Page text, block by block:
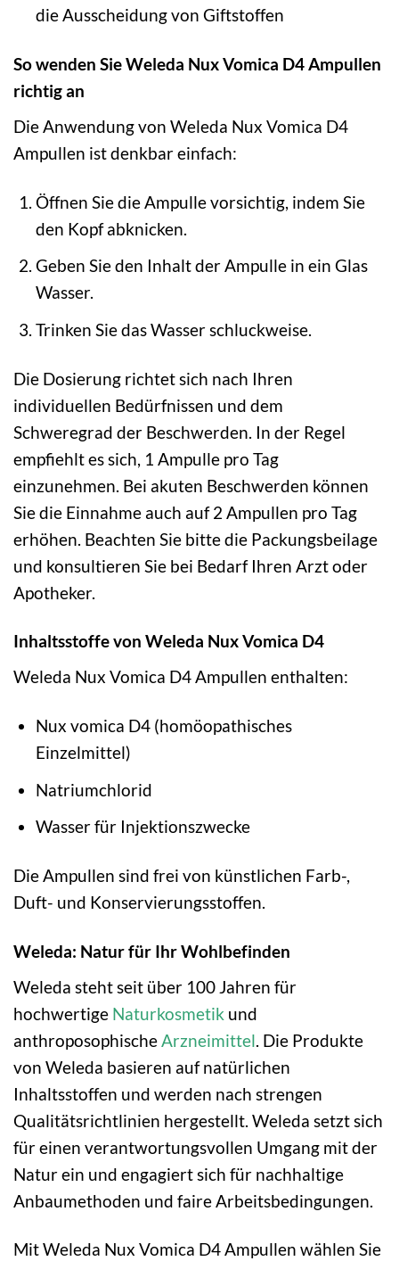
die Ausscheidung von Giftstoffen
So wenden Sie Weleda Nux Vomica D4 Ampullen
richtig an
Die Anwendung von Weleda Nux Vomica D4
Ampullen ist denkbar einfach:
Öffnen Sie die Ampulle vorsichtig, indem Sie
den Kopf abknicken.
Geben Sie den Inhalt der Ampulle in ein Glas
Wasser.
Trinken Sie das Wasser schluckweise.
Die Dosierung richtet sich nach Ihren
individuellen Bedürfnissen und dem
Schweregrad der Beschwerden. In der Regel
empfiehlt es sich, 1 Ampulle pro Tag
einzunehmen. Bei akuten Beschwerden können
Sie die Einnahme auch auf 2 Ampullen pro Tag
erhöhen. Beachten Sie bitte die Packungsbeilage
und konsultieren Sie bei Bedarf Ihren Arzt oder
Apotheker.
Inhaltsstoffe von Weleda Nux Vomica D4
Weleda Nux Vomica D4 Ampullen enthalten:
Nux vomica D4 (homöopathisches
Einzelmittel)
Natriumchlorid
Wasser für Injektionszwecke
Die Ampullen sind frei von künstlichen Farb-,
Duft- und Konservierungsstoffen.
Weleda: Natur für Ihr Wohlbefinden
Weleda steht seit über 100 Jahren für
hochwertige Naturkosmetik und
anthroposophische Arzneimittel . Die Produkte
von Weleda basieren auf natürlichen
Inhaltsstoffen und werden nach strengen
Qualitätsrichtlinien hergestellt. Weleda setzt sich
für einen verantwortungsvollen Umgang mit der
Natur ein und engagiert sich für nachhaltige
Anbaumethoden und faire Arbeitsbedingungen.
Mit Weleda Nux Vomica D4 Ampullen wählen Sie